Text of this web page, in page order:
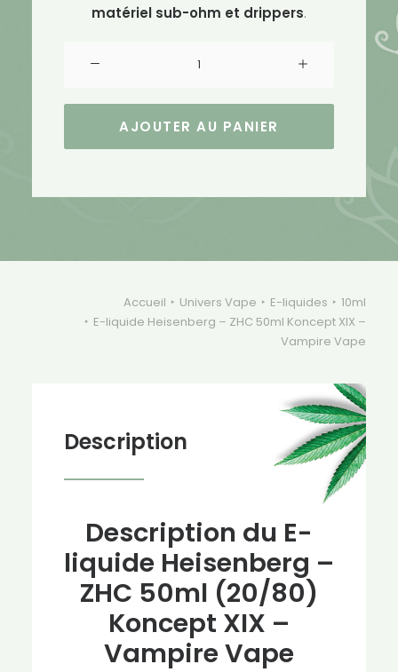
matériel sub-ohm et drippers.
de
Heisenberg
50ml
-
Vape
AJOUTER AU PANIER
Accueil Univers Vape E-liquides
10ml
E-liquide Heisenberg – ZHC 50ml Koncept XIX –
Vampire Vape
Description
Description du E-
liquide Heisenberg –
ZHC 50ml (20/80)
Koncept XIX –
Vampire Vape